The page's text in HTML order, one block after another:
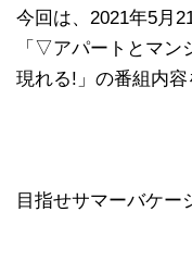
今回は、2021年5月
「▽アパートとマ
現れる!」の番組内容
目指せサマーバケー